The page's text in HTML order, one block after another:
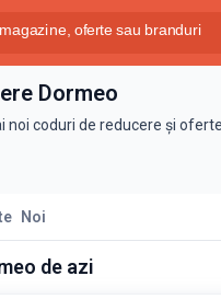
Dormeo
noi coduri de reducere și
Noi
de azi